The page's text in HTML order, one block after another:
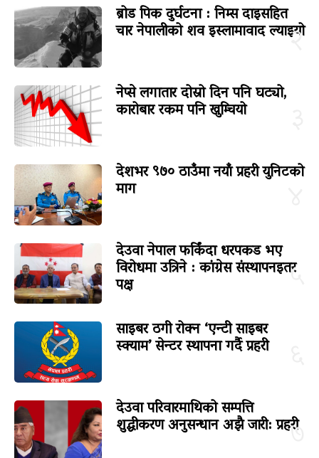
२
ब्रोड पिक दुर्घटना : निम्स दाइसहित
चार नेपालीको शव इस्लामावाद ल्याइयो
नेप्से लगातार दोस्रो दिन पनि घट्यो,
कारोबार रकम पनि खुम्चियो
देशभर ९७० ठाउँमा नयाँ प्रहरी युनिटको
माग
५
देउवा नेपाल फर्किंदा धरपकड भए
विरोधमा उत्रिने : कांग्रेस संस्थापनइतर
पक्ष
साइबर ठगी रोक्न ‘एन्टी साइबर
स्क्याम’ सेन्टर स्थापना गर्दै प्रहरी
७
देउवा परिवारमाथिको सम्पत्ति
शुद्धीकरण अनुसन्धान अझै जारी: प्रहरी